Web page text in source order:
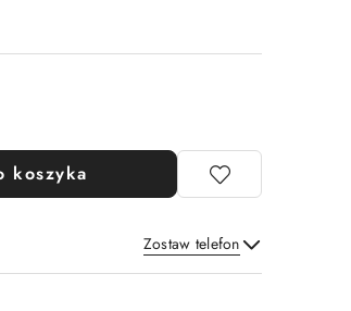
koszyka
Zostaw telefon
Wyślij